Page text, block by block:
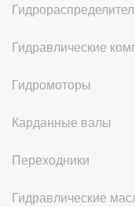
Гидравлические
Гидромоторы
Карданные валы
Переходники
Гидравлические